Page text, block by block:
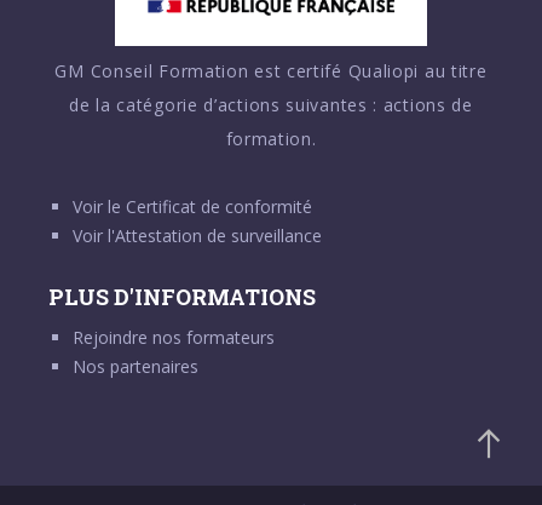
GM Conseil Formation est certifé Qualiopi au titre
de la catégorie d’actions suivantes : actions de
formation.
Voir le Certificat de conformité
Voir l'Attestation de surveillance
PLUS D'INFORMATIONS
Rejoindre nos formateurs
Nos partenaires